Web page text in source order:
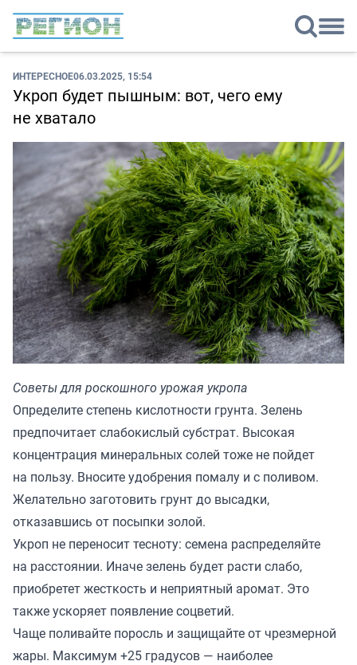
ИНТЕРЕСНОЕ06.03.2025, 15:54
Укроп будет пышным: вот, чего ему
не хватало
Советы для роскошного урожая укропа
Определите степень кислотности грунта. Зелень
предпочитает слабокислый субстрат. Высокая
концентрация минеральных солей тоже не пойдет
на пользу. Вносите удобрения помалу и с поливом.
Желательно заготовить грунт до высадки,
отказавшись от посыпки золой.
Укроп не переносит тесноту: семена распределяйте
на расстоянии. Иначе зелень будет расти слабо,
приобретет жесткость и неприятный аромат. Это
также ускоряет появление соцветий.
Чаще поливайте поросль и защищайте от чрезмерной
жары. Максимум +25 градусов — наиболее